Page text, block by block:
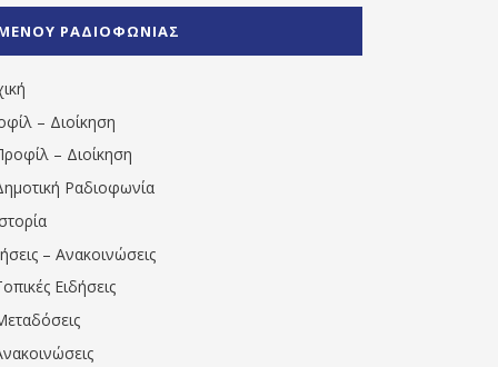
1531194763766854/" artist="" ]
ΡΑΔΙΟΦΩΝΙΑΣ
– Διοίκηση
– Διοίκηση
Ραδιοφωνία
– Ανακοινώσεις
Ειδήσεις